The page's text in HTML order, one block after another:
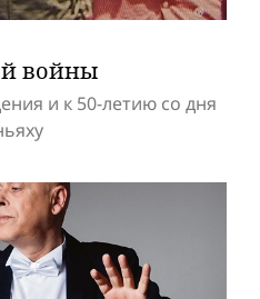
вой­ны
и к 50-летию со дня